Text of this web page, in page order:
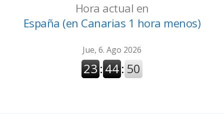
Hora actual en
España (en Canarias 1 hora menos)